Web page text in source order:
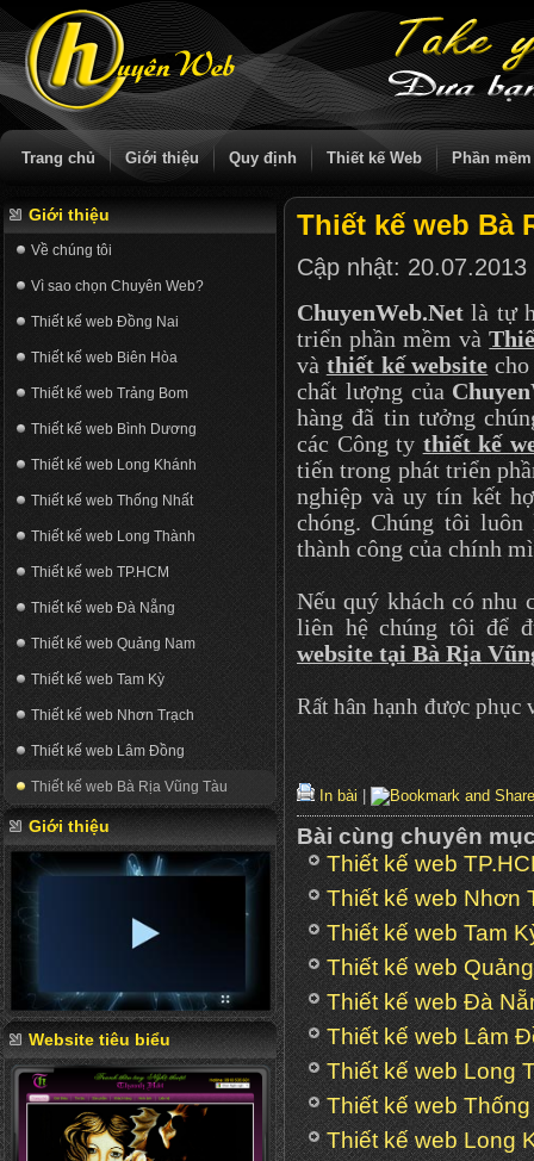
Trang chủ Giới thiệu Quy định Thiết kế Web Phần mềm
Giới thiệu
Về chúng tôi
Vì sao chọn Chuyên Web?
Thiết kế web Đồng Nai
Thiết kế web Biên Hòa
Thiết kế web Trảng Bom
Thiết kế web Bình Dương
Thiết kế web Long Khánh
Thiết kế web Thống Nhất
Thiết kế web Long Thành
Thiết kế web TP.HCM
Thiết kế web Đà Nẵng
Thiết kế web Quảng Nam
Thiết kế web Tam Kỳ
Thiết kế web Nhơn Trạch
Thiết kế web Lâm Đồng
Thiết kế web Bà Rịa Vũng Tàu
Giới thiệu
Website tiêu biểu
Thiết kế web Bà
Cập nhật: 20.07.2013
ChuyenWeb.Net là tự
triển phần mềm và
và thiết kế website
chất lượng của
hàng đã tin tưởng
các Công ty thiết kế
tiến trong phát triển
nghiệp và uy tín kết
chóng. Chúng tôi luôn
thành công của chính
Nếu quý khách có nhu
liên hệ chúng tôi để
website tại Bà Rịa
Rất hân hạnh được phục
In bài
Bài cùng chuyên
Thiết kế web
Thiết kế web Nhơn
Thiết kế web Tam
Thiết kế web
Thiết kế web Đà
Thiết kế web Lâm
Thiết kế web Long
Thiết kế web
Thiết kế web Long